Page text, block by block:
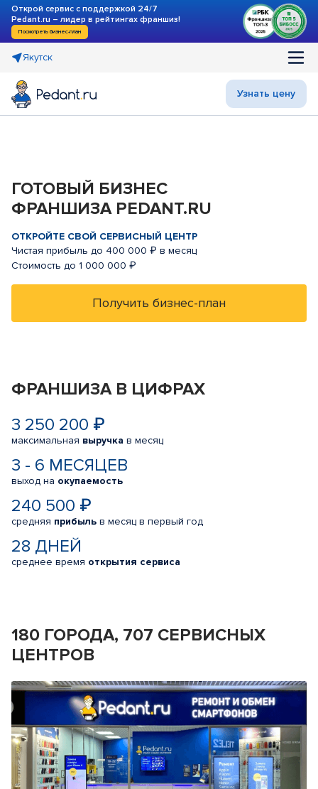
Открой сервис с поддержкой 24/7
Pedant.ru – лидер в рейтингах франшиз!
Посмотреть бизнес-план
Якутск
Узнать цену
ГОТОВЫЙ БИЗНЕС
ФРАНШИЗА PEDANT.RU
ОТКРОЙТЕ СВОЙ СЕРВИСНЫЙ ЦЕНТР
Чистая прибыль до 400 000 ₽ в месяц
Стоимость до 1 000 000 ₽
Получить бизнес-план
ФРАНШИЗА В ЦИФРАХ
3 250 200 ₽
максимальная выручка в месяц
3 - 6 МЕСЯЦЕВ
выход на окупаемость
240 500 ₽
средняя прибыль в месяц в первый год
28 ДНЕЙ
среднее время открытия сервиса
180 ГОРОДА, 707 СЕРВИСНЫХ
ЦЕНТРОВ